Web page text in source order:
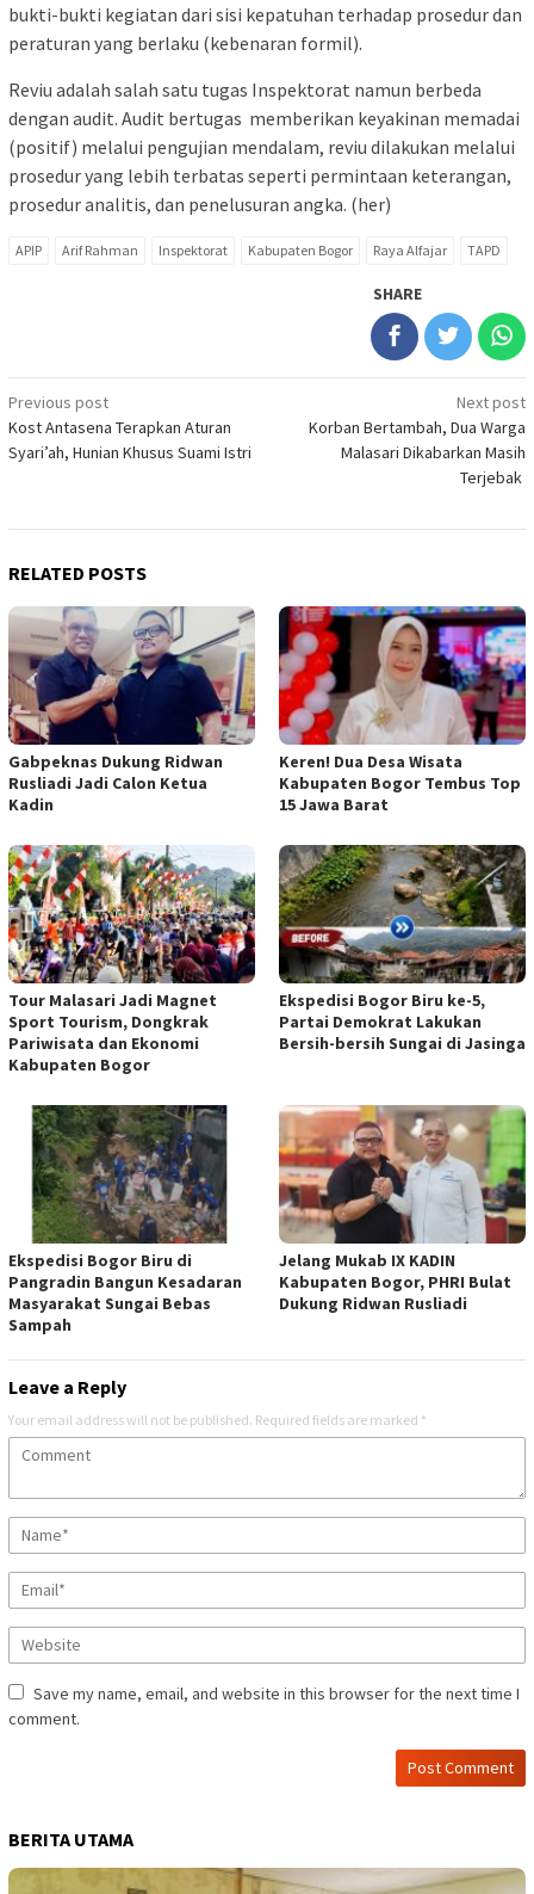
bukti-bukti kegiatan dari sisi kepatuhan terhadap prosedur dan
peraturan yang berlaku (kebenaran formil).
Reviu adalah salah satu tugas Inspektorat namun berbeda
dengan audit. Audit bertugas memberikan keyakinan memadai
(positif) melalui pengujian mendalam, reviu dilakukan melalui
prosedur yang lebih terbatas seperti permintaan keterangan,
prosedur analitis, dan penelusuran angka. (her)
APIP Arif Rahman Inspektorat Kabupaten Bogor Raya Alfajar TAPD
SHARE
Post
navigation
Previous post
Kost Antasena Terapkan Aturan
Syari’ah, Hunian Khusus Suami Istri
Next post
Korban Bertambah, Dua Warga
Malasari Dikabarkan Masih
Terjebak
RELATED POSTS
Gabpeknas Dukung Ridwan
Rusliadi Jadi Calon Ketua
Kadin
Keren! Dua Desa Wisata
Kabupaten Bogor Tembus Top
15 Jawa Barat
Tour Malasari Jadi Magnet
Sport Tourism, Dongkrak
Pariwisata dan Ekonomi
Kabupaten Bogor
Ekspedisi Bogor Biru ke-5,
Partai Demokrat Lakukan
Bersih-bersih Sungai di Jasinga
Ekspedisi Bogor Biru di
Pangradin Bangun Kesadaran
Masyarakat Sungai Bebas
Sampah
Jelang Mukab IX KADIN
Kabupaten Bogor, PHRI Bulat
Dukung Ridwan Rusliadi
Leave a Reply
Your email address will not be published. Required fields are marked *
Save my name, email, and website in this browser for the next time I
comment.
BERITA UTAMA